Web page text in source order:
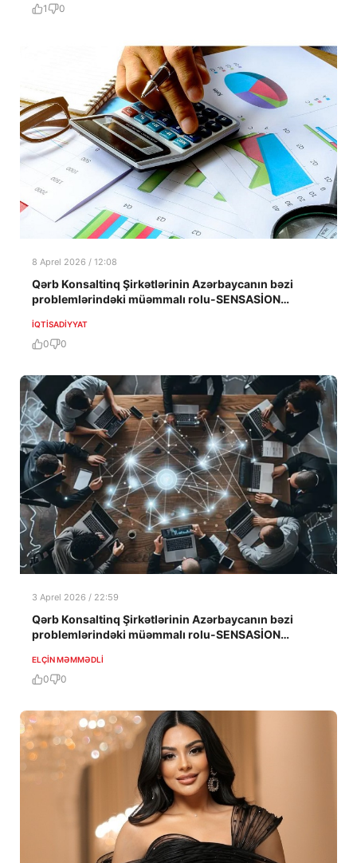
1 0
8 Aprel 2026 / 12:08
Qərb Konsaltinq Şirkətlərinin Azərbaycanın bəzi
problemlərindəki müəmmalı rolu-SENSASİON
İQTISADIYYAT
0 0
3 Aprel 2026 / 22:59
Qərb Konsaltinq Şirkətlərinin Azərbaycanın bəzi
problemlərindəki müəmmalı rolu-SENSASİON
ELÇIN MƏMMƏDLI
0 0